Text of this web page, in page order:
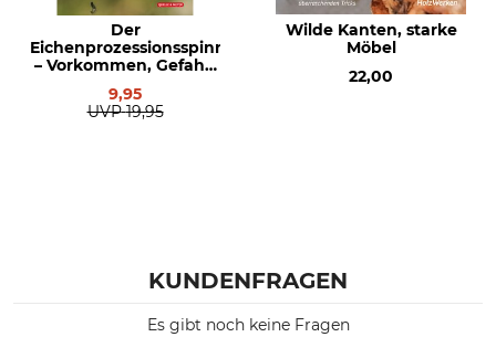
Der
Eichenprozessionsspinner
– Vorkommen, Gefahr,
9,95
UVP 19,95
Wilde Kanten, starke
Möbel
22,00
KUNDENFRAGEN
Es gibt noch keine Fragen